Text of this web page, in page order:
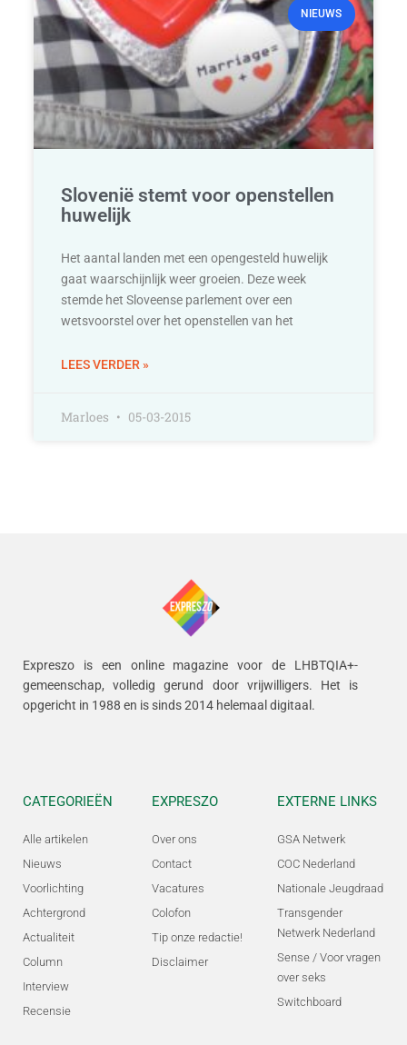
NIEUWS
Slovenië stemt voor openstellen
huwelijk
Het aantal landen met een opengesteld huwelijk
gaat waarschijnlijk weer groeien. Deze week
stemde het Sloveense parlement over een
wetsvoorstel over het openstellen van het
LEES VERDER »
Marloes 05-03-2015
Expreszo is een online magazine voor de LHBTQIA+-
gemeenschap, volledig gerund door vrijwilligers. Het is
opgericht in 1988 en is sinds 2014 helemaal digitaal.
CATEGORIEËN
Alle artikelen
Nieuws
Voorlichting
Achtergrond
Actualiteit
Column
Interview
Recensie
EXPRESZO
Over ons
Contact
Vacatures
Colofon
Tip onze redactie!
Disclaimer
EXTERNE LINKS
GSA Netwerk
COC Nederland
Nationale Jeugdraad
Transgender
Netwerk Nederland
Sense / Voor vragen
over seks
Switchboard